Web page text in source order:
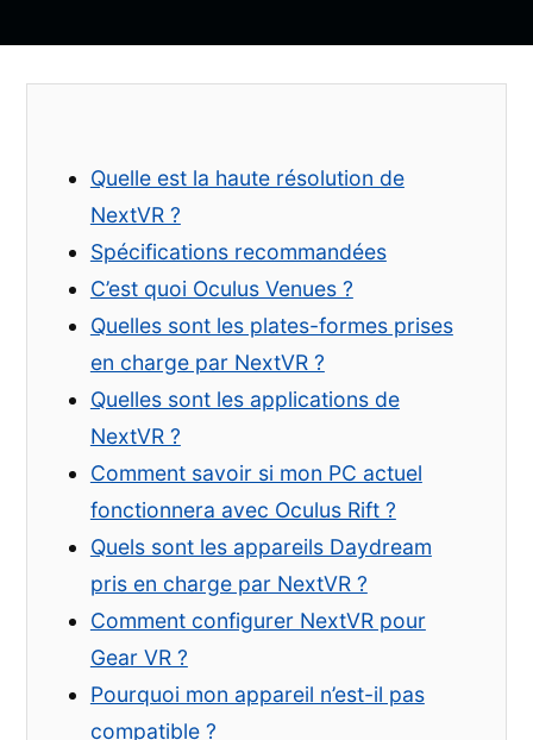
Quelle est la haute résolution de
NextVR ?
Spécifications recommandées
C’est quoi Oculus Venues ?
Quelles sont les plates-formes prises
en charge par NextVR ?
Quelles sont les applications de
NextVR ?
Comment savoir si mon PC actuel
fonctionnera avec Oculus Rift ?
Quels sont les appareils Daydream
pris en charge par NextVR ?
Comment configurer NextVR pour
Gear VR ?
Pourquoi mon appareil n’est-il pas
compatible ?